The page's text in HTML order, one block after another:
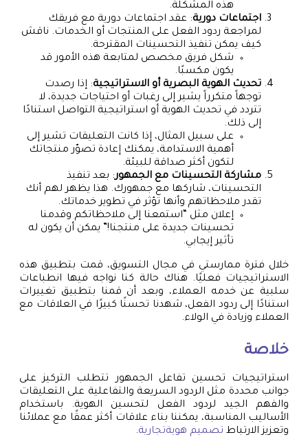
هذه المشكلة.
اجتماعات دورية: عقد اجتماعات دورية مع فريقك
لمراجعة ردود الفعل على المنتجات أو الخدمات. ناقش
كيف يمكن تنفيذ التحسينات المقترحة.
شكل فريق مخصص لمتابعة هذه الأمور قد
يكون مكسبًا.
تحديث الهوية البصرية أو الاستراتيجية: إذا رصدت
توجهاً متكرراً يشير إلى رغبات أو احتياجات جديدة، لا
تتردد في تحديث الهوية أو استراتيجية التواصل استنادًا
إلى ذلك.
على سبيل المثال، إذا كانت التعليقات تشير إلى
أهمية الاستدامة، يمكنك إعادة تصوّر منتجاتك
لتكون أكثر صداقة للبيئة.
مشاركة التحسينات مع الجمهور: بعد تنفيذ
التحسينات، شاركها مع جمهورك. هذا يظهر لهم أنك
تقدر ملاحظاتهم وأنها تؤثر في تطوير خدماتك.
إعلان مثل “استمعنا إلى ملاحظاتكم وقدمنا
تحسينات جديدة على منتجنا!” يمكن أن يكون له
تأثير إيجابي.
خلال فترة ممارستي في مجال التسويق، قمت بتطبيق هذه
الاستراتيجيات فعليًا. هناك حالة كنا نواجه فيها انطباعات
سلبية عن خدمه العملاء، وبعد أن قمنا بتطبيق تغييرات
استنادًا إلى ردود الفعل، شهدنا تحسنًا كبيرًا في العلاقات مع
العملاء وزيادة في الولاء.
خلاصة
استراتيجيات تحسين تفاعل الجمهور تتطلب التركيز على
جوانب محددة مثل الردود السريعة والتفاعلية على التعليقات
والفهم الجيد لردود الفعل لتحسين الهوية. باستخدام
الأساليب المناسبة، يمكننا بناء علاقات أكثر عمقًا مع عملائنا
وتعزيز الارتباط تصميم هويةتجارية.